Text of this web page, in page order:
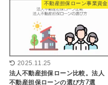
不動産担保ローン事業資金
2025.11.25
法人不動産担保ローン比較。法人
不動産担保ローンの選び方7選